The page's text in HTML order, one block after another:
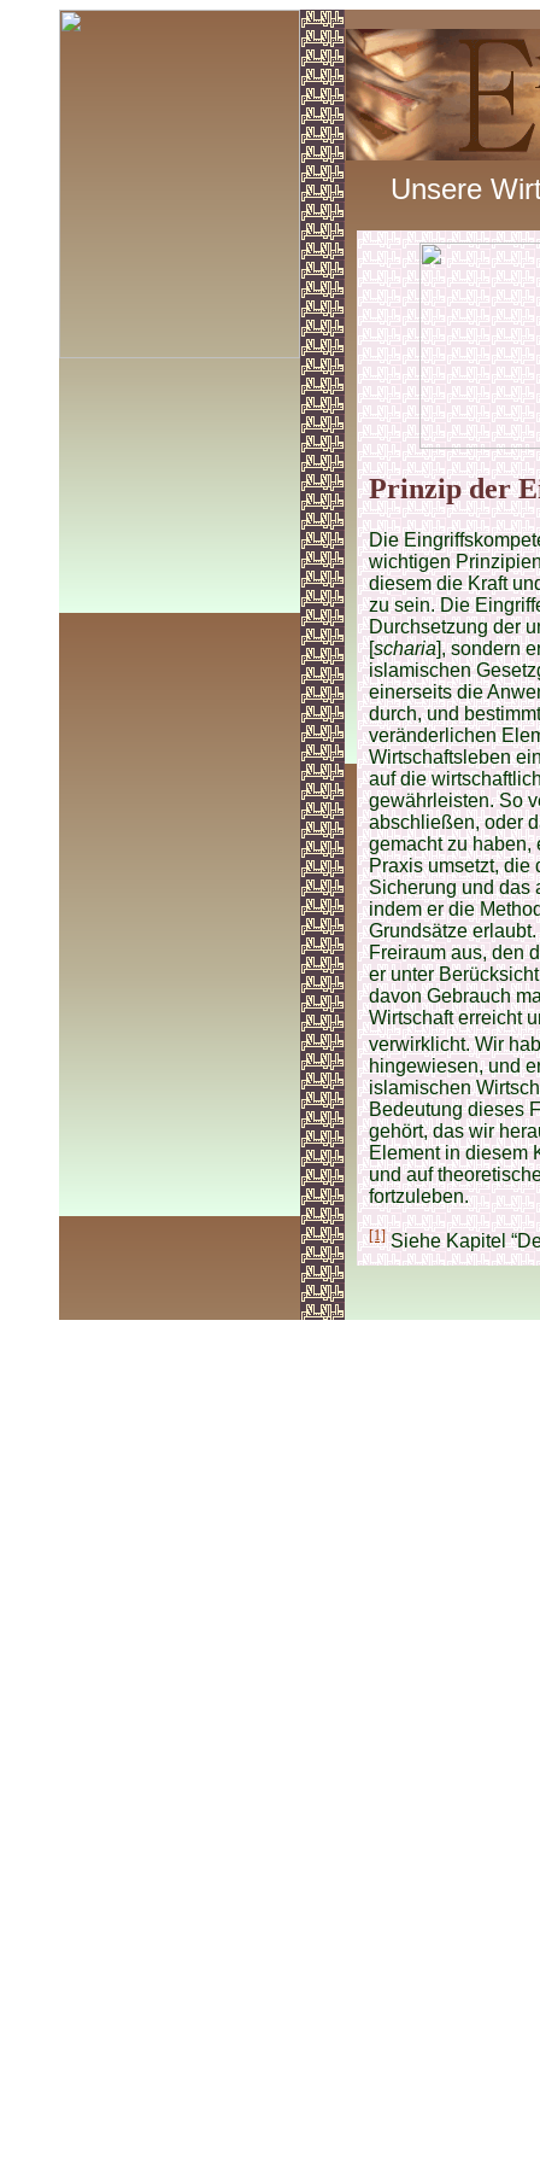
Unsere
Prinzip der
Die
wichtigen
diesem die Kraft
zu sein. Die
Durchsetzung der
[scharia], sondern
islamischen
einerseits die
durch, und
veränderlichen
Wirtschaftsleben
auf die
gewährleisten. So
abschließen, oder
gemacht zu haben,
Praxis umsetzt, die
Sicherung und das
indem er die
Grundsätze
Freiraum aus, den
er unter
davon Gebrauch
Wirtschaft erreicht
verwirklicht. Wir
hingewiesen, und
islamischen
Bedeutung dieses
gehört, das wir
Element in diesem
und auf
fortzuleben.
[1]Siehe Kapitel